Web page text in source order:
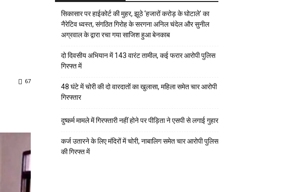
67
सिकासार पर हाईकोर्ट की मुहर, झूठे ‘हजारों करोड़ के घोटाले’ का
नैरेटिव ध्वस्त, संगठित गिरोह के सरगना अनिल चंदेल और सुनील
अग्रवाल के द्वारा रचा गया साजिश हुआ बेनकाब
दो दिवसीय अभियान में 143 वारंट तामील, कई फरार आरोपी पुलिस
गिरफ्त में
48 घंटे में चोरी की दो वारदातों का खुलासा, महिला समेत चार आरोपी
गिरफ्तार
दुष्कर्म मामले में गिरफ्तारी नहीं होने पर पीड़िता ने एसपी से लगाई गुहार
कर्ज उतारने के लिए मंदिरों में चोरी, नाबालिग समेत चार आरोपी पुलिस
की गिरफ्त में